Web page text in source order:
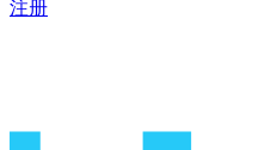
注册